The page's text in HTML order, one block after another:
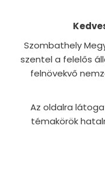
Szombathely
szentel a felelős
felnövekvő
Az oldalra
témakörök